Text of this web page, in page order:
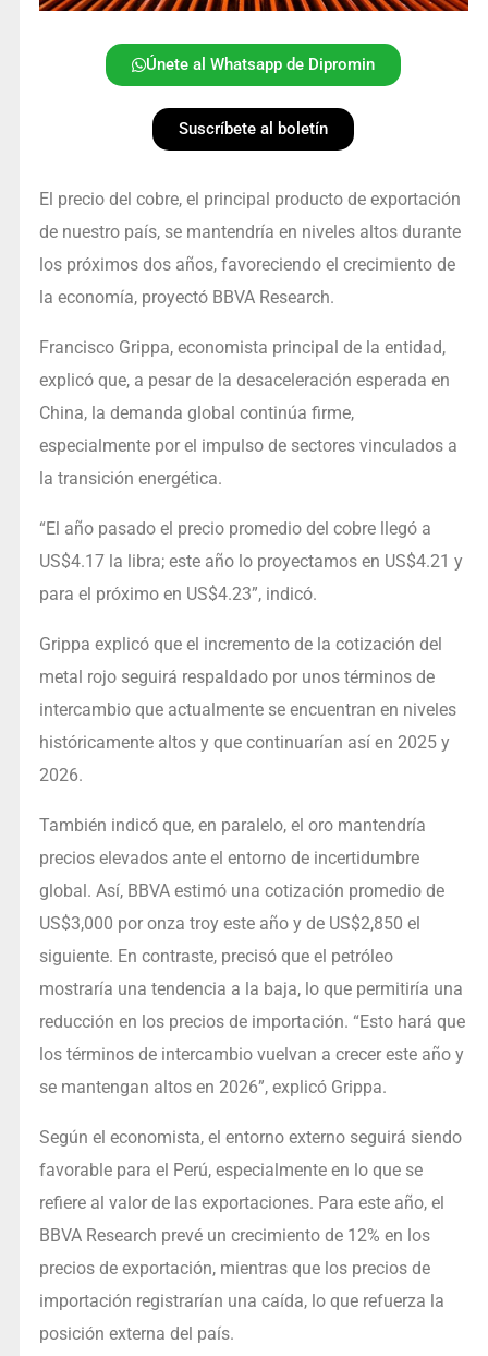
Únete al Whatsapp de Dipromin
Suscríbete al boletín
El precio del cobre, el principal producto de exportación
de nuestro país, se mantendría en niveles altos durante
los próximos dos años, favoreciendo el crecimiento de
la economía, proyectó BBVA Research.
Francisco Grippa, economista principal de la entidad,
explicó que, a pesar de la desaceleración esperada en
China, la demanda global continúa firme,
especialmente por el impulso de sectores vinculados a
la transición energética.
“El año pasado el precio promedio del cobre llegó a
US$4.17 la libra; este año lo proyectamos en US$4.21 y
para el próximo en US$4.23”, indicó.
Grippa explicó que el incremento de la cotización del
metal rojo seguirá respaldado por unos términos de
intercambio que actualmente se encuentran en niveles
históricamente altos y que continuarían así en 2025 y
2026.
También indicó que, en paralelo, el oro mantendría
precios elevados ante el entorno de incertidumbre
global. Así, BBVA estimó una cotización promedio de
US$3,000 por onza troy este año y de US$2,850 el
siguiente. En contraste, precisó que el petróleo
mostraría una tendencia a la baja, lo que permitiría una
reducción en los precios de importación. “Esto hará que
los términos de intercambio vuelvan a crecer este año y
se mantengan altos en 2026”, explicó Grippa.
Según el economista, el entorno externo seguirá siendo
favorable para el Perú, especialmente en lo que se
refiere al valor de las exportaciones. Para este año, el
BBVA Research prevé un crecimiento de 12% en los
precios de exportación, mientras que los precios de
importación registrarían una caída, lo que refuerza la
posición externa del país.